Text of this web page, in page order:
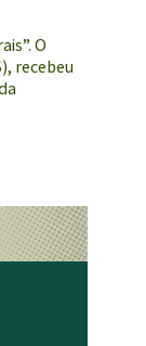
O
recebeu